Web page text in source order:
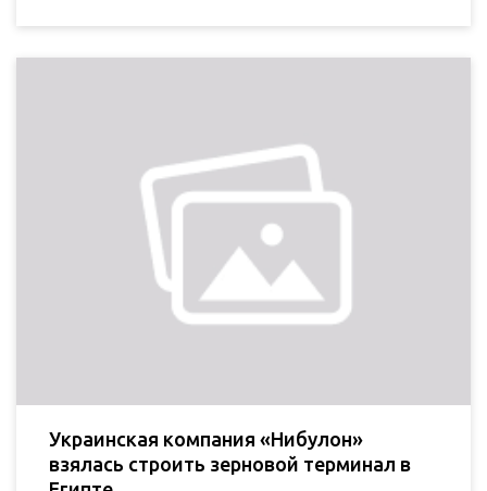
Украинская компания «Нибулон»
взялась строить зерновой терминал в